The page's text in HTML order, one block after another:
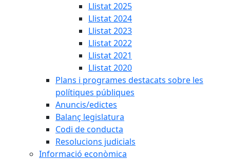
Llistat 2025
Llistat 2024
Llistat 2023
Llistat 2022
Llistat 2021
Llistat 2020
Plans i programes destacats sobre les
polítiques públiques
Anuncis/edictes
Balanç legislatura
Codi de conducta
Resolucions judicials
Informació econòmica